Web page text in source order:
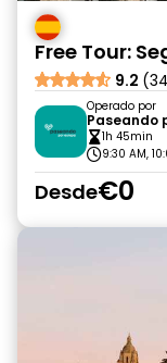
Free Tour:
9.2
Operado por
Paseando
1h 45min
9:30 AM,
Desde€0